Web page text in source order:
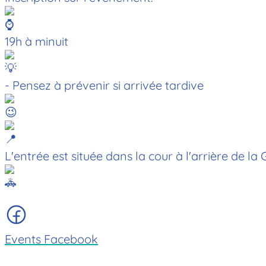
19h à minuit
- Pensez à prévenir si arrivée tardive
L'entrée est située dans la cour à l'arrière de la
Events Facebook